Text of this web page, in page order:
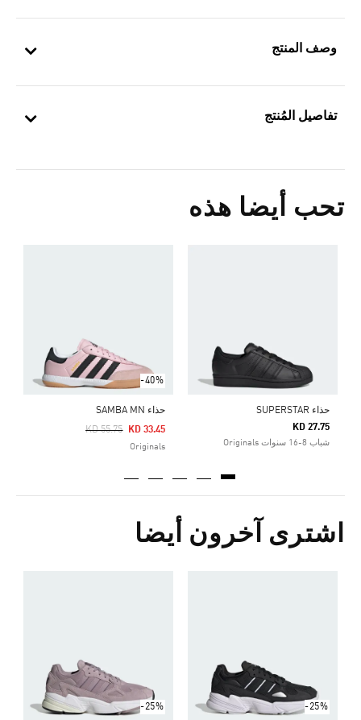
وصف المنتج
تفاصيل المُنتج
تحب أيضا هذه
حذاء SUPERSTAR
KD 27.75
شباب 8-16 سنوات Originals
-40%
حذاء SAMBA MN
Price Reduced From
KD 55.75
To KD 33.45
Originals
اشترى آخرون أيضا
-25%
-25%